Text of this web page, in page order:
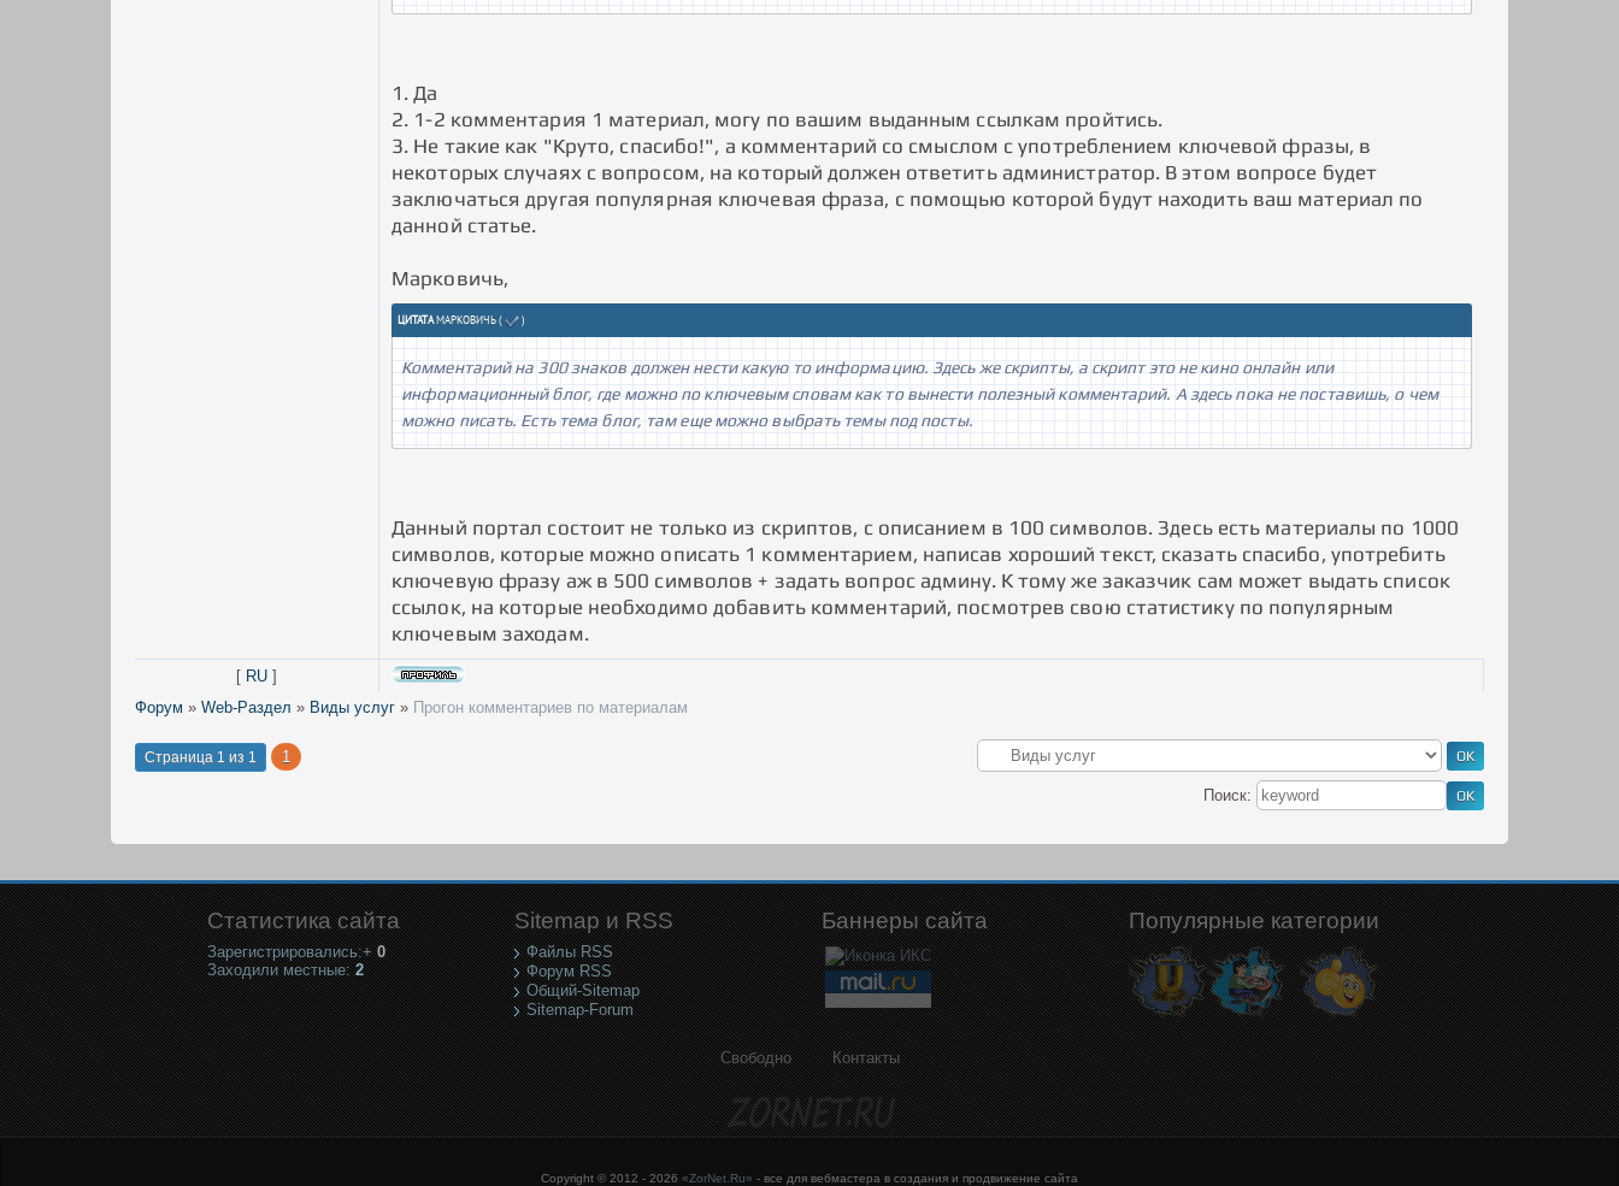
1. Да
2. 1-2 комментария 1 материал, могу по вашим выданным ссылкам пройтись.
3. Не такие как "Круто, спасибо!", а комментарий со смыслом с употреблением ключевой фразы, в
некоторых случаях с вопросом, на который должен ответить администратор. В этом вопросе будет
заключаться другая популярная ключевая фраза, с помощью которой будут находить ваш материал по
данной статье.
Марковичь,
ЦИТАТАМАРКОВИЧЬ( )
Комментарий на 300 знаков должен нести какую то информацию. Здесь же скрипты, а скрипт это не кино онлайн или
информационный блог, где можно по ключевым словам как то вынести полезный комментарий. А здесь пока не поставишь, о чем
можно писать. Есть тема блог, там еще можно выбрать темы под посты.
Данный портал состоит не только из скриптов, с описанием в 100 символов. Здесь есть материалы по 1000
символов, которые можно описать 1 комментарием, написав хороший текст, сказать спасибо, употребить
ключевую фразу аж в 500 символов + задать вопрос админу. К тому же заказчик сам может выдать список
ссылок, на которые необходимо добавить комментарий, посмотрев свою статистику по популярным
ключевым заходам.
[ RU ]
Форум » Web-Раздел » Виды услуг » Прогон комментариев по материалам
Страница 1 из 1 1
Поиск:
Статистика сайта
Зарегистрировались:+ 0
Заходили местные: 2
Sitemap и RSS
Файлы RSS
Форум RSS
Общий-Sitemap
Sitemap-Forum
Баннеры сайта Популярные категории
Свободно Контакты
Copyright © 2012 - 2026 «ZorNet.Ru» - все для вебмастера в создания и продвижение сайта